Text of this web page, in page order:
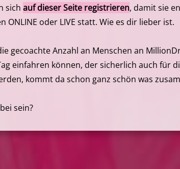
sichauf dieser Seite registrieren, damit sie
ONLINE oder LIVE statt. Wie es dir lieber ist.
gecoachte Anzahl an Menschen an
einfahren können, der sicherlich auch für
kommt da schon ganz schön was
sein?